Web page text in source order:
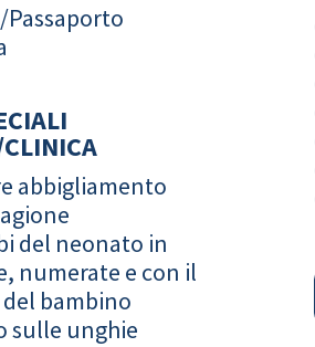
CLINICA
abbigliamento
del neonato in
numerate e con il
bambino
sulle unghie